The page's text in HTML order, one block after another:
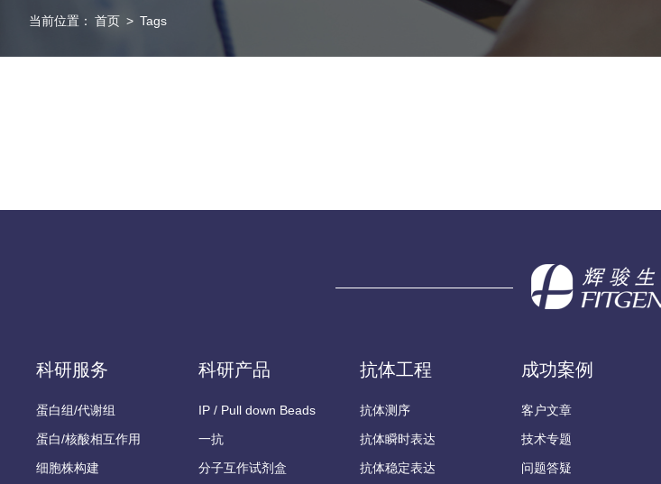
当前位置： 首页 > Tags
科研服务
蛋白组/代谢组
蛋白/核酸相互作用
细胞株构建
科研产品
IP / Pull down Beads
一抗
分子互作试剂盒
抗体工程
抗体测序
抗体瞬时表达
抗体稳定表达
成功案例
客户文章
技术专题
问题答疑